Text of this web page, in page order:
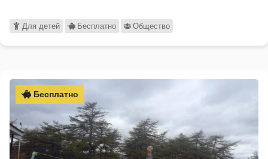
Для детей Бесплатно Общество
Бесплатно